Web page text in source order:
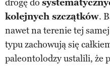
drogę do
kolejnych szczątków.
nawet na terenie tej
typu zachowują się
paleontolodzy ustalili, że